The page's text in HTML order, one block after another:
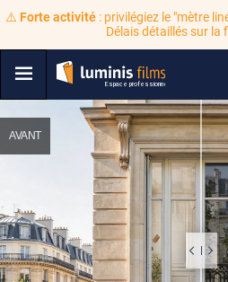
⚠️ Forte activité: privilégiez le "mètre
Délais détaillés sur la
AVANT